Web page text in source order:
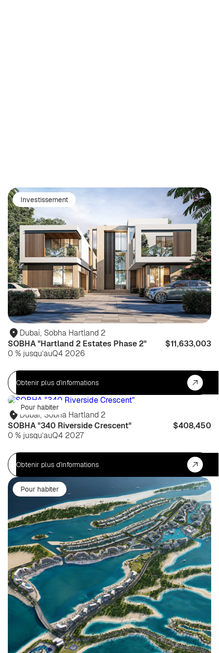
Investissement
Dubaï, Sobha Hartland 2
SOBHA "Hartland 2 Estates Phase 2"
$11,633,003
0 % jusqu’auQ4 2026
Obtenir plus d'informations
Pour habiter
Dubaï, Sobha Hartland 2
SOBHA "340 Riverside Crescent"
$408,450
0 % jusqu’auQ4 2027
Obtenir plus d'informations
Pour habiter